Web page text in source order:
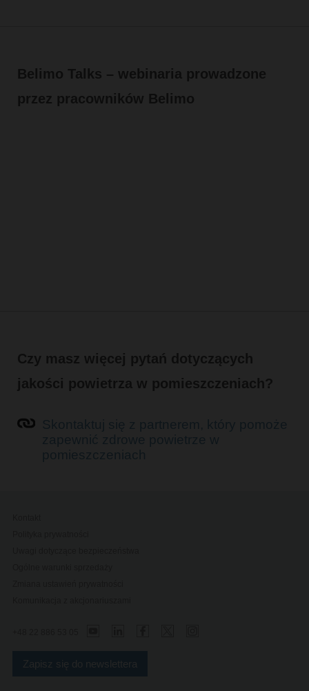
Belimo Talks – webinaria prowadzone
przez pracowników Belimo
Czy masz więcej pytań dotyczących
jakości powietrza w pomieszczeniach?